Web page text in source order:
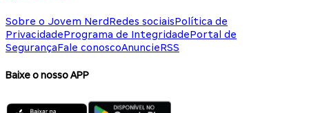
Sobre o Jovem NerdRedes sociaisPolítica de
PrivacidadePrograma de IntegridadePortal de
SegurançaFale conoscoAnuncieRSS
Baixe o nosso APP